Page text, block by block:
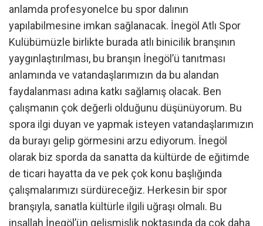
anlamda profesyonelce bu spor dalının
yapılabilmesine imkan sağlanacak. İnegöl Atlı Spor
Kulübümüzle birlikte burada atlı binicilik branşının
yaygınlaştırılması, bu branşın İnegöl’ü tanıtması
anlamında ve vatandaşlarımızın da bu alandan
faydalanması adına katkı sağlamış olacak. Ben
çalışmanın çok değerli olduğunu düşünüyorum. Bu
spora ilgi duyan ve yapmak isteyen vatandaşlarımızın
da burayı gelip görmesini arzu ediyorum. İnegöl
olarak biz sporda da sanatta da kültürde de eğitimde
de ticari hayatta da ve pek çok konu başlığında
çalışmalarımızı sürdüreceğiz. Herkesin bir spor
branşıyla, sanatla kültürle ilgili uğraşı olmalı. Bu
inşallah İnegöl’ün gelişmişlik noktasında da çok daha